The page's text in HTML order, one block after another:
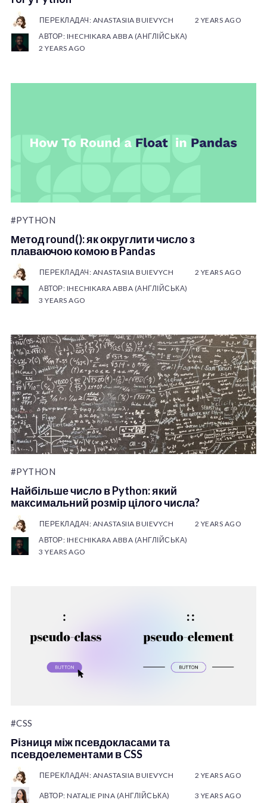
ПЕРЕКЛАДАЧ: ANASTASIIA BUIEVYCH
2 YEARS AGO
АВТОР: IHECHIKARA ABBA (АНГЛІЙСЬКА)
2 YEARS AGO
#PYTHON
Метод round(): як округлити число з
плаваючою комою в Pandas
ПЕРЕКЛАДАЧ: ANASTASIIA BUIEVYCH
2 YEARS AGO
АВТОР: IHECHIKARA ABBA (АНГЛІЙСЬКА)
3 YEARS AGO
#PYTHON
Найбільше число в Python: який
максимальний розмір цілого числа?
ПЕРЕКЛАДАЧ: ANASTASIIA BUIEVYCH
2 YEARS AGO
АВТОР: IHECHIKARA ABBA (АНГЛІЙСЬКА)
3 YEARS AGO
#CSS
Різниця між псевдокласами та
псевдоелементами в CSS
ПЕРЕКЛАДАЧ: ANASTASIIA BUIEVYCH 2 YEARS AGO
АВТОР: NATALIE PINA (АНГЛІЙСЬКА) 3 YEARS AGO